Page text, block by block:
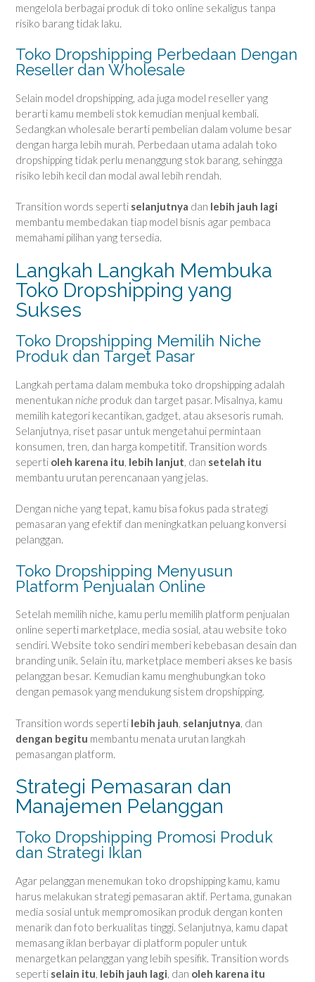
mengelola berbagai produk di toko online sekaligus tanpa
risiko barang tidak laku.
Toko Dropshipping Perbedaan Dengan
Reseller dan Wholesale
Selain model dropshipping, ada juga model reseller yang
berarti kamu membeli stok kemudian menjual kembali.
Sedangkan wholesale berarti pembelian dalam volume besar
dengan harga lebih murah. Perbedaan utama adalah toko
dropshipping tidak perlu menanggung stok barang, sehingga
risiko lebih kecil dan modal awal lebih rendah.
Transition words seperti selanjutnya dan lebih jauh lagi
membantu membedakan tiap model bisnis agar pembaca
memahami pilihan yang tersedia.
Langkah Langkah Membuka
Toko Dropshipping yang
Sukses
Toko Dropshipping Memilih Niche
Produk dan Target Pasar
Langkah pertama dalam membuka toko dropshipping adalah
menentukan niche produk dan target pasar. Misalnya, kamu
memilih kategori kecantikan, gadget, atau aksesoris rumah.
Selanjutnya, riset pasar untuk mengetahui permintaan
konsumen, tren, dan harga kompetitif. Transition words
seperti oleh karena itu lebih lanjut , dan setelah itu
membantu urutan perencanaan yang jelas.
Dengan niche yang tepat, kamu bisa fokus pada strategi
pemasaran yang efektif dan meningkatkan peluang konversi
pelanggan.
Toko Dropshipping Menyusun
Platform Penjualan Online
Setelah memilih niche, kamu perlu memilih platform penjualan
online seperti marketplace, media sosial, atau website toko
sendiri. Website toko sendiri memberi kebebasan desain dan
branding unik. Selain itu, marketplace memberi akses ke basis
pelanggan besar. Kemudian kamu menghubungkan toko
dengan pemasok yang mendukung sistem dropshipping.
Transition words seperti lebih jauh, selanjutnya, dan
dengan begitu membantu menata urutan langkah
pemasangan platform.
Strategi Pemasaran dan
Manajemen Pelanggan
Toko Dropshipping Promosi Produk
dan Strategi Iklan
Agar pelanggan menemukan toko dropshipping kamu, kamu
harus melakukan strategi pemasaran aktif. Pertama, gunakan
media sosial untuk mempromosikan produk dengan konten
menarik dan foto berkualitas tinggi. Selanjutnya, kamu dapat
memasang iklan berbayar di platform populer untuk
menargetkan pelanggan yang lebih spesifik. Transition words
seperti selain itu, lebih jauh lagi, dan oleh karena itu